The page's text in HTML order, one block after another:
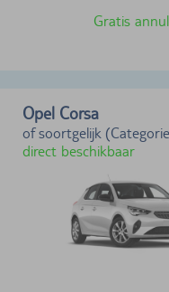
Gratis
Opel Corsa
of soortgelijk
direct beschikbaar